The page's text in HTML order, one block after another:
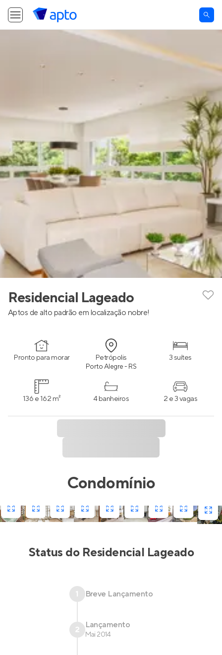
Residencial Lageado
Aptos de alto padrão em localização nobre!
Pronto para morar Petrópolis
Porto Alegre - RS
3 suítes
136 e 162 m² 4 banheiros 2 e 3 vagas
Condomínio
Status do Residencial Lageado
1 Breve Lançamento
2 Lançamento
Mai 2014